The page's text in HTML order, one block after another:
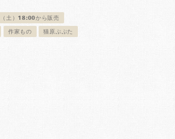
土）18:00から販売
作家もの 猫原ぷぷた